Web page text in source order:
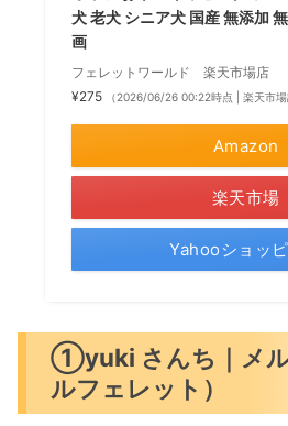
犬 老犬 シニア犬 国産 無添加
画
フェレットワールド 楽天市場店
¥275
（2026/06/26 00:22時点 | 楽天市場
Amazon
楽天市場
Yahooショッ
①yuki さんち｜メル
ルフェレット）